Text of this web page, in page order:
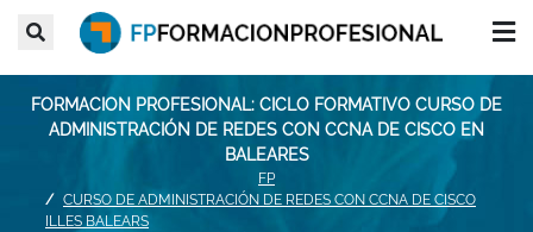
FORMACION PROFESIONAL: CICLO FORMATIVO CURSO DE
ADMINISTRACIÓN DE REDES CON CCNA DE CISCO EN
BALEARES
FP
CURSO DE ADMINISTRACIÓN DE REDES CON CCNA DE CISCO
ILLES BALEARS